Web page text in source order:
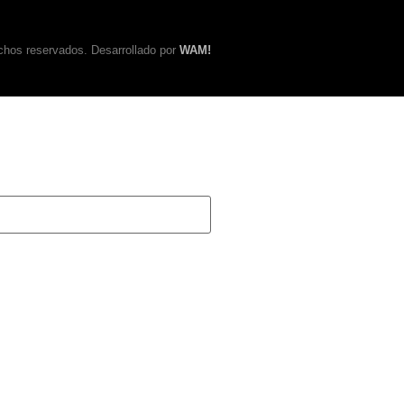
reservados. Desarrollado por WAM!